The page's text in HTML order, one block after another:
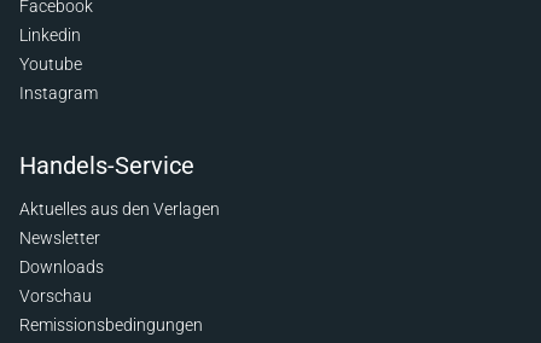
Facebook
Linkedin
Youtube
Instagram
Handels-Service
Aktuelles aus den Verlagen
Newsletter
Downloads
Vorschau
Remissionsbedingungen